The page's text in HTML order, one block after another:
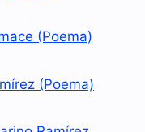
(Poema)
(Poema)